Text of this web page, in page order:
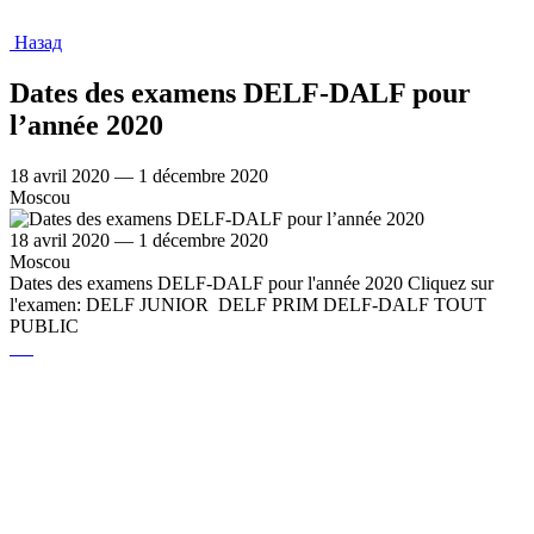
Назад
Dates des examens DELF-DALF pour
l’année 2020
18 avril 2020 — 1 décembre 2020
Moscou
18 avril 2020 — 1 décembre 2020
Moscou
Dates des examens DELF-DALF pour l'année 2020 Cliquez sur
l'examen: DELF JUNIOR DELF PRIM DELF-DALF TOUT
PUBLIC